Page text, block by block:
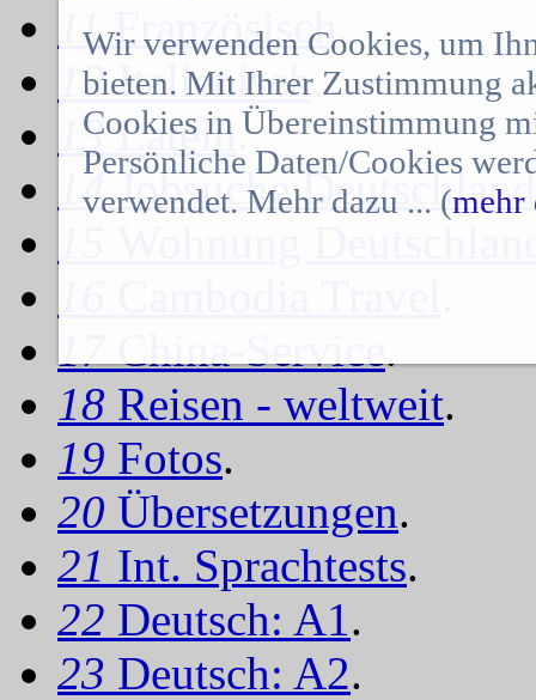
11Französisch.
12Italienisch.
13Latein .
14Jobsuche Deutschland
17China-Service.
18 Reisen - weltweit.
19 Fotos.
20 Übersetzungen.
21 Int. Sprachtests.
22 Deutsch: A1.
23 Deutsch: A2.
Wir verwenden Cookies, um
bieten. Mit Ihrer Zustimmung
Cookies in Übereinstimmung
Persönliche Daten/Cookies
verwendet. Mehr dazu ... (mehr